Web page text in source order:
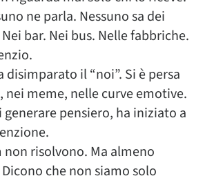
ne parla. Nessuno sa dei
bar. Nei bus. Nelle fabbriche.
disimparato il “noi”. Si è persa
nei meme, nelle curve emotive.
generare pensiero, ha iniziato a
risolvono. Ma almeno
che non siamo solo